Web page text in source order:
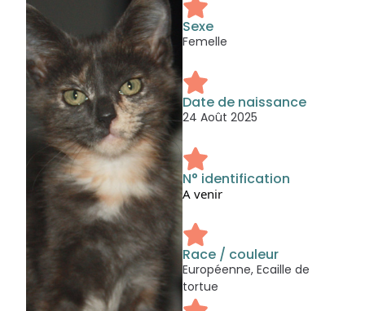
Sexe
Femelle
Date de naissance
24 Août 2025
N° identification
A venir
Race / couleur
Européenne, Ecaille de
tortue